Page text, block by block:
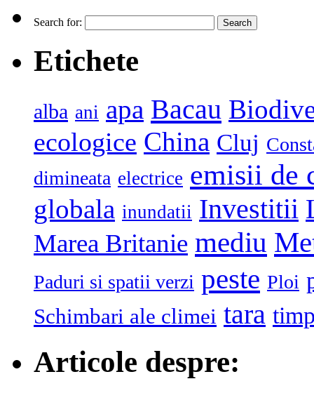
Search for:
Etichete
alba ani apa Bacau
ecologice China Cluj
dimineata electrice emisii de
globala inundatii Investitii
Marea Britanie mediu
Paduri si spatii verzi peste Ploi
Schimbari ale climei tara
Articole despre: